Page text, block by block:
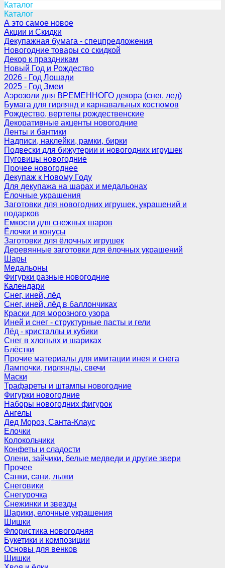
Каталог
Каталог
А это самое новое
Акции и Скидки
Декупажная бумага - спецпредложения
Новогодние товары со скидкой
Декор к праздникам
Новый Год и Рождество
2026 - Год Лошади
2025 - Год Змеи
Аэрозоли для ВРЕМЕННОГО декора (снег, лед)
Бумага для гирлянд и карнавальных костюмов
Рождество, вертепы рождественские
Декоративные акценты новогодние
Ленты и бантики
Надписи, наклейки, рамки, бирки
Подвески для бижутерии и новогодних игрушек
Пуговицы новогодние
Прочее новогоднее
Декупаж к Новому Году
Для декупажа на шарах и медальонах
Ёлочные украшения
Заготовки для новогодних игрушек, украшений и
подарков
Емкости для снежных шаров
Ёлочки и конусы
Заготовки для ёлочных игрушек
Деревянные заготовки для ёлочных украшений
Шары
Медальоны
Фигурки разные новогодние
Календари
Снег, иней, лёд
Снег, иней, лёд в баллончиках
Краски для морозного узора
Иней и снег - структурные пасты и гели
Лёд - кристаллы и кубики
Снег в хлопьях и шариках
Блёстки
Прочие материалы для имитации инея и снега
Лампочки, гирлянды, свечи
Маски
Трафареты и штампы новогодние
Фигурки новогодние
Наборы новогодних фигурок
Ангелы
Дед Мороз, Санта-Клаус
Елочки
Колокольчики
Конфеты и сладости
Олени, зайчики, белые медведи и другие звери
Прочее
Санки, сани, лыжи
Снеговики
Снегурочка
Снежинки и звезды
Шарики, елочные украшения
Шишки
Флористика новогодняя
Букетики и композиции
Основы для венков
Шишки